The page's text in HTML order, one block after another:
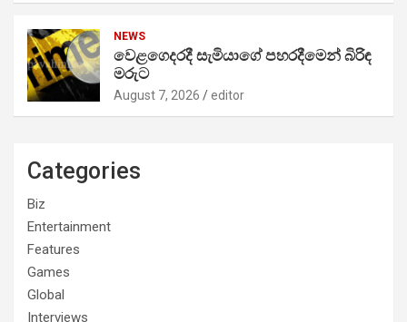
NEWS
වෙළගෙදරදී සැමියාගේ පහරදීමෙන් බිරිඳ
මරුට
August 7, 2026 editor
Categories
Biz
Entertainment
Features
Games
Global
Interviews